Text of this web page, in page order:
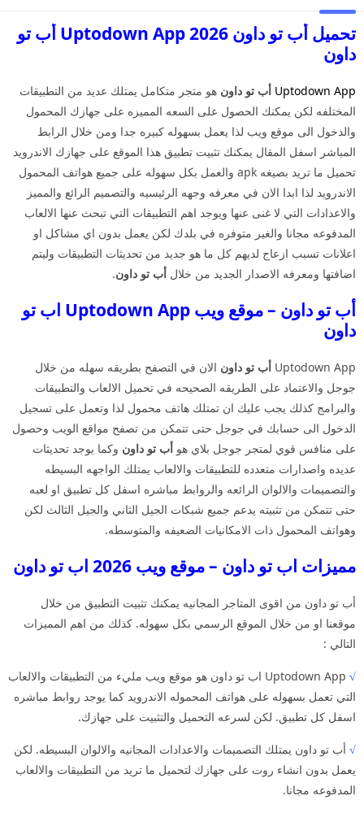
تحميل أب تو داون 2026 Uptodown App أب تو
داون
Uptodown App أب تو داون هو متجر متكامل يمتلك عديد من التطبيقات
المختلفه لكن يمكنك الحصول على السعه المميزه على جهازك المحمول
والدخول الى موقع ويب لذا يعمل بسهوله كبيره جدا ومن خلال الرابط
المباشر اسفل المقال يمكنك تثبيت تطبيق هذا الموقع على جهازك الاندرويد
تحميل ما تريد بصيغه apk والعمل بكل سهوله على جميع هواتف المحمول
الاندرويد لذا ابدا الان في معرفه وجهه الرئيسيه والتصميم الرائع والمميز
والاعدادات التي لا غنى عنها ويوجد اهم التطبيقات التي تبحث عنها الالعاب
المدفوعه مجانا والغير متوفره في بلدك لكن يعمل بدون اي مشاكل او
اعلانات تسبب ازعاج لديهم كل ما هو جديد من تحديثات التطبيقات وليتم
اضافتها ومعرفه الاصدار الجديد من خلال أب تو داون.
أب تو داون – موقع ويب Uptodown App اب تو
داون
Uptodown App أب تو داون الان في التصفح بطريقه سهله من خلال
جوجل والاعتماد على الطريقه الصحيحه في تحميل الالعاب والتطبيقات
والبرامج كذلك يجب عليك ان تمتلك هاتف محمول لذا وتعمل على تسجيل
الدخول الى حسابك في جوجل حتى تتمكن من تصفح مواقع الويب وحصول
على منافس قوي لمتجر جوجل بلاي هو أب تو داون وكما يوجد تحديثات
عديده واصدارات متعدده للتطبيقات والالعاب يمتلك الواجهه البسيطه
والتصميمات والالوان الرائعه والروابط مباشره اسفل كل تطبيق او لعبه
حتى تتمكن من تثبيته يدعم جميع شبكات الجيل الثاني والجيل الثالث لكن
وهواتف المحمول ذات الامكانيات الضعيفه والمتوسطه.
مميزات اب تو داون – موقع ويب 2026 اب تو داون
أب تو داون من اقوى المتاجر المجانيه يمكنك تثبيت التطبيق من خلال
موقعنا او من خلال الموقع الرسمي بكل سهوله. كذلك من اهم المميزات
التالي :
√
Uptodown App اب تو داون هو موقع ويب مليء من التطبيقات والالعاب
التي تعمل بسهوله على هواتف المحموله الاندرويد كما يوجد روابط مباشره
اسفل كل تطبيق. لكن لسرعه التحميل والتثبيت على جهازك.
√ أب تو داون يمتلك التصميمات والاعدادات المجانيه والالوان البسيطه. لكن
يعمل بدون انشاء روت على جهازك لتحميل ما تريد من التطبيقات والالعاب
المدفوعه مجانا.